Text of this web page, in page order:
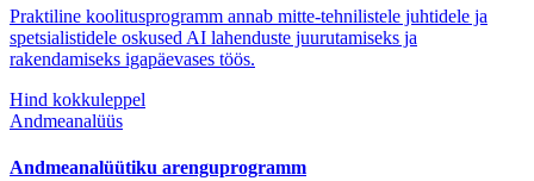
Praktiline koolitusprogramm annab mitte-tehnilistele juhtidele ja
spetsialistidele oskused AI lahenduste juurutamiseks ja
rakendamiseks igapäevases töös.
Hind kokkuleppel
Andmeanalüüs
Andmeanalüütiku arenguprogramm